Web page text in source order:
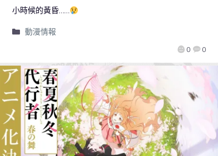
0 0
小時候的黃昏……
動漫情報